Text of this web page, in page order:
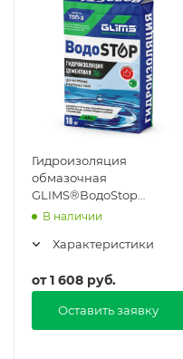
Гидроизоляция
обмазочная
GLIMS®ВодоStop
цементная в Москве
В наличии
Характеристики
от1 608 руб.
Оставить заявку